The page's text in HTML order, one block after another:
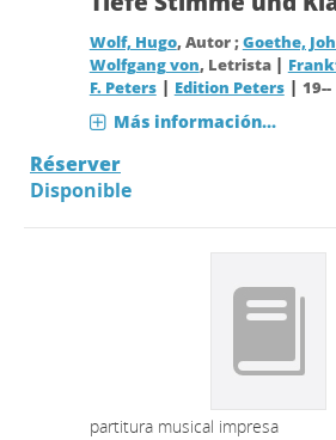
Wolf, Hugo, Autor ;Goethe,
Wolfgang von, Letrista |
F. Peters| Edition Peters| 19--
Más información...
Réserver
Disponible
partitura musical impresa